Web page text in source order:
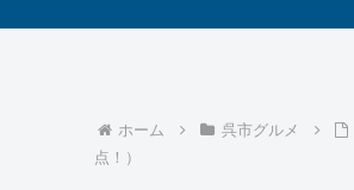
ホーム 呉市グルメ
点！）